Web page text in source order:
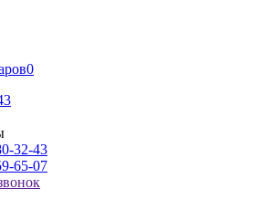
0
32-43
65-07